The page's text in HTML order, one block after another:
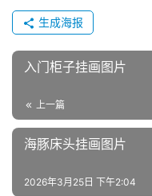
生成海报
入门柜子挂画图片
上一篇
海豚床头挂画图片
2026年3月25日 下午2:04